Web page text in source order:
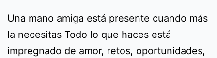
Una mano amiga está presente cuando más
la necesitas Todo lo que haces está
impregnado de amor, retos, oportunidades,